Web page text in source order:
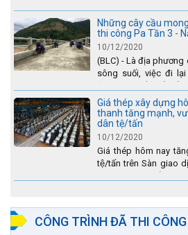
Lào Cai.
Những cây cầu
thi công Pa Tần 3 -
10/12/2020
(BLC) - Là địa
sông suối, việc đi lại
lũ....
Giá thép xây dựng
thanh tăng mạnh,
dân tệ/tấn
10/12/2020
Giá thép hôm nay
tệ/tấn trên Sàn giao
CÔNG TRÌNH ĐÃ THI CÔNG